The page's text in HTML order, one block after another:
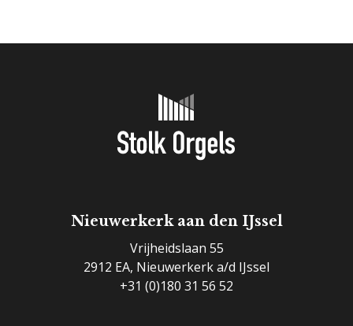
Nieuwerkerk aan den IJssel
Vrijheidslaan 55
2912 EA, Nieuwerkerk a/d IJssel
+31 (0)180 31 56 52